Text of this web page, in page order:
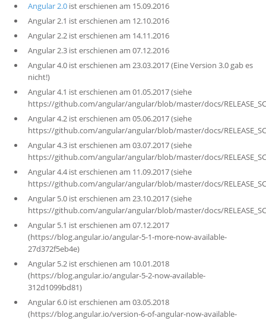
Angular 2.0ist erschienen am 15.09.2016
Angular 2.1 ist erschienen am 12.10.2016
Angular 2.2 ist erschienen am 14.11.2016
Angular 2.3 ist erschienen am 07.12.2016
Angular 4.0 ist erschienen am 23.03.2017 (Eine Version 3.0 gab es
nicht!)
Angular 4.1 ist erschienen am 01.05.2017 (siehe
https://github.com/angular/angular/blob/master/docs/
Angular 4.2 ist erschienen am 05.06.2017 (siehe
https://github.com/angular/angular/blob/master/docs/
Angular 4.3 ist erschienen am 03.07.2017 (siehe
https://github.com/angular/angular/blob/master/docs/
Angular 4.4 ist erschienen am 11.09.2017 (siehe
https://github.com/angular/angular/blob/master/docs/
Angular 5.0 ist erschienen am 23.10.2017 (siehe
https://github.com/angular/angular/blob/master/docs/
Angular 5.1 ist erschienen am 07.12.2017
(https://blog.angular.io/angular-5-1-more-now-available-
27d372f5eb4e)
Angular 5.2 ist erschienen am 10.01.2018
(https://blog.angular.io/angular-5-2-now-available-
312d1099bd81)
Angular 6.0 ist erschienen am 03.05.2018
(https://blog.angular.io/version-6-of-angular-now-available-